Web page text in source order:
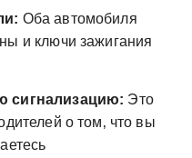
Оба автомобиля
и ключи зажигания
сигнализацию: Это
о том‚ что вы